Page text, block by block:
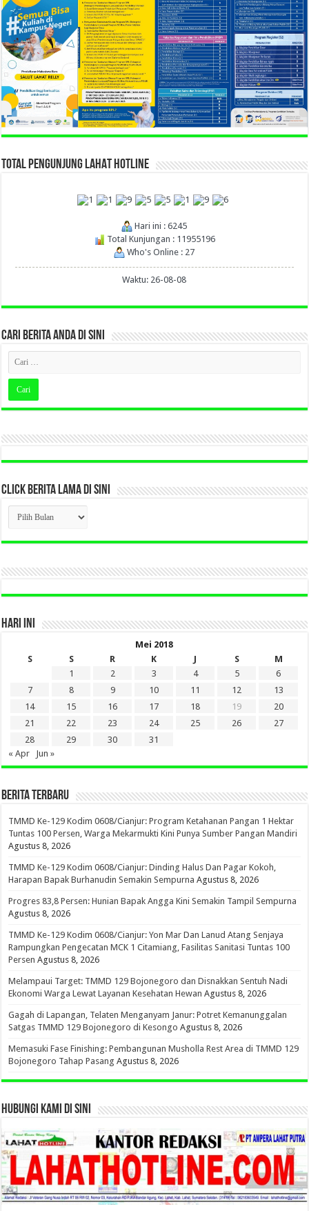
TOTAL PENGUNJUNG LAHAT HOTLINE
Hari ini : 6245
Total Kunjungan : 11955196
Who's Online : 27
Waktu: 26-08-08
CARI BERITA ANDA DI SINI
CLICK BERITA LAMA DI SINI
CLICK
BERITA
LAMA
DI
HARI INI
Mei 2018
S
S R K J S
M
1
2 3 4 5
6
7
8 9 10 11 12
13
14
15 16 17 18 19
20
21
22 23 24 25 26
27
28
29 30
31
« Apr
Jun »
BERITA TERBARU
TMMD Ke-129 Kodim 0608/Cianjur: Program Ketahanan Pangan 1 Hektar
Tuntas 100 Persen, Warga Mekarmukti Kini Punya Sumber Pangan Mandiri
Agustus 8, 2026
TMMD Ke-129 Kodim 0608/Cianjur: Dinding Halus Dan Pagar Kokoh,
Harapan Bapak Burhanudin Semakin Sempurna Agustus 8, 2026
Progres 83,8 Persen: Hunian Bapak Angga Kini Semakin Tampil Sempurna
Agustus 8, 2026
TMMD Ke-129 Kodim 0608/Cianjur: Yon Mar Dan Lanud Atang Senjaya
Rampungkan Pengecatan MCK 1 Citamiang, Fasilitas Sanitasi Tuntas 100
Persen Agustus 8, 2026
Melampaui Target: TMMD 129 Bojonegoro dan Disnakkan Sentuh Nadi
Ekonomi Warga Lewat Layanan Kesehatan Hewan Agustus 8, 2026
Gagah di Lapangan, Telaten Menganyam Janur: Potret Kemanunggalan
Satgas TMMD 129 Bojonegoro di Kesongo Agustus 8, 2026
Memasuki Fase Finishing: Pembangunan Musholla Rest Area di TMMD 129
Bojonegoro Tahap Pasang Agustus 8, 2026
HUBUNGI KAMI DI SINI